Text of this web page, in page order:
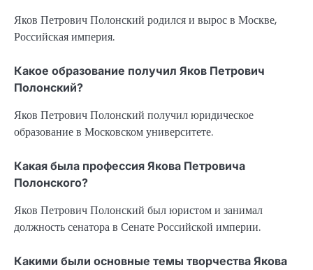
Яков Петрович Полонский родился и вырос в Москве,
Российская империя.
Какое образование получил Яков Петрович
Полонский?
Яков Петрович Полонский получил юридическое
образование в Московском университете.
Какая была профессия Якова Петровича
Полонского?
Яков Петрович Полонский был юристом и занимал
должность сенатора в Сенате Российской империи.
Какими были основные темы творчества Якова